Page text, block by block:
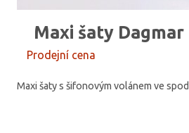
Maxi šaty
Prodejní cena
Maxi šaty s šifonovým volánem ve